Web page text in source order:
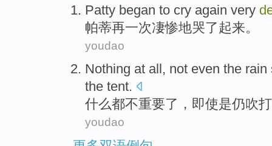
Patty began to cry again very
帕蒂再一次凄惨地哭了起来。
youdao
Nothing at all, not even the rain
the tent.
什么都不重要了， 即使是仍吹打
youdao